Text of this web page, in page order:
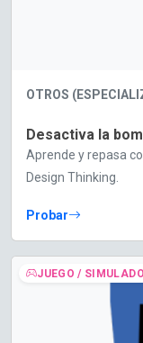
OTROS
Desactiva la
Aprende y repasa
Design Thinking.
Probar
JUEGO /